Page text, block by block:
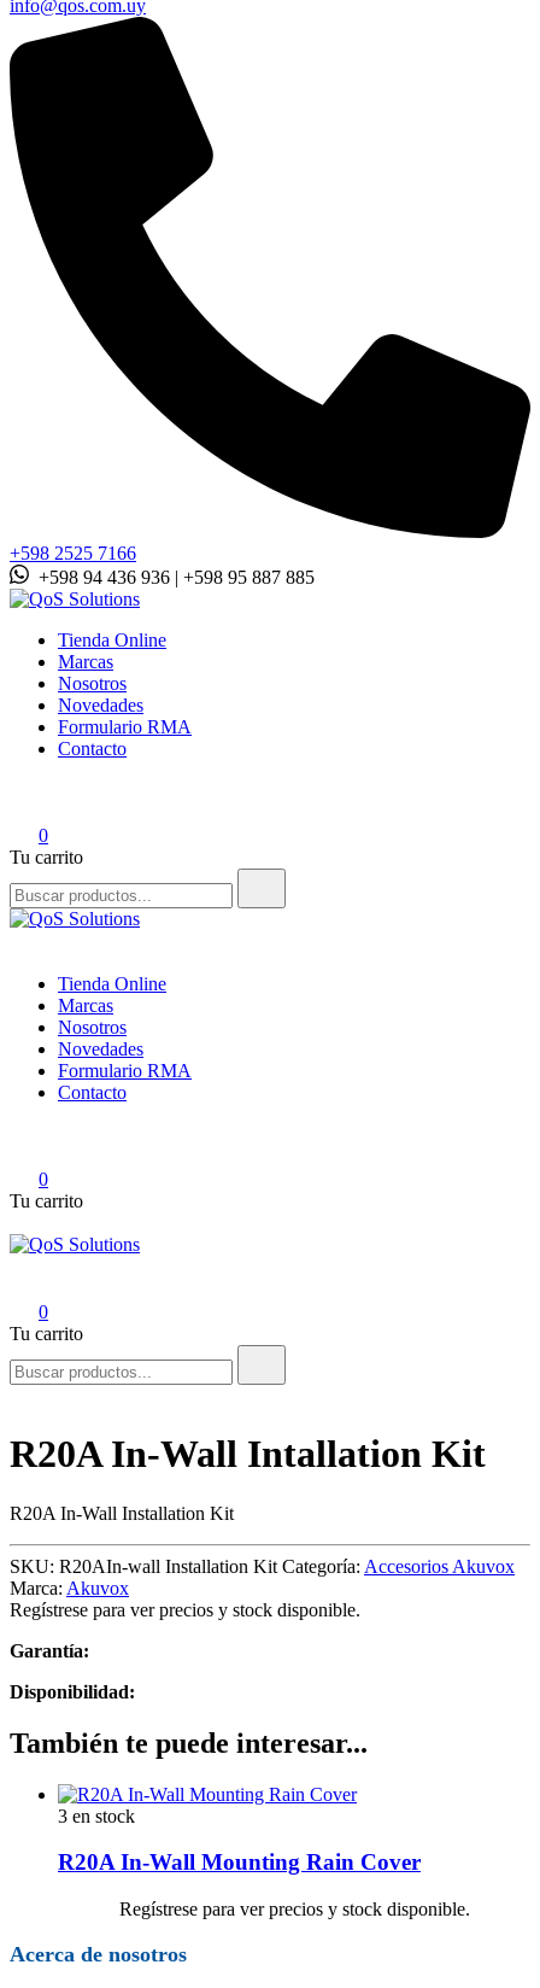
info@qos.com.uy
+598 2525 7166
+598 94 436 936 | +598 95 887 885
QoS Solutions
Tienda Online
Marcas
Nosotros
Novedades
Formulario RMA
Contacto
0
Tu carrito
Tienda Online
Marcas
Nosotros
Novedades
Formulario RMA
Contacto
0
Tu carrito
0
Tu carrito
R20A In-Wall Intallation Kit
R20A In-Wall Installation Kit
SKU: R20AIn-wall Installation Kit Categoría: Accesorios Akuvox
Marca: Akuvox
Regístrese para ver precios y stock disponible.
Garantía:
Disponibilidad:
También te puede interesar...
3 en stock
R20A In-Wall Mounting Rain Cover
Regístrese para ver precios y stock disponible.
Acerca de nosotros